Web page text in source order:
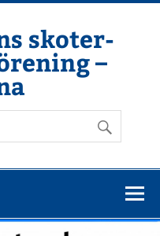
skoter-
–